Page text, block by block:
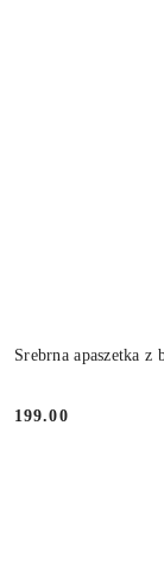
Srebrna apaszetka
Cena:
199.00